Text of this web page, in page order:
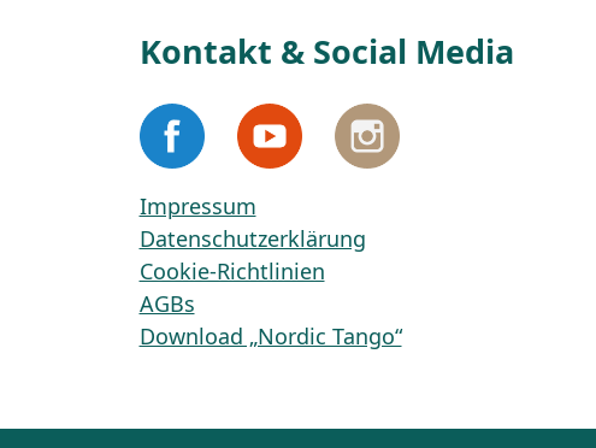
Kontakt & Social Media
Impressum
Datenschutzerklärung
Cookie-Richtlinien
AGBs
Download „Nordic Tango“